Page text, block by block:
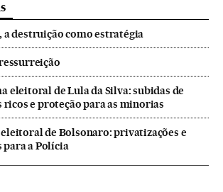
a destruição como estratégia
eleitoral de Lula da Silva: subidas de
ricos e proteção para as minorias
de Bolsonaro: privatizações e
a Polícia